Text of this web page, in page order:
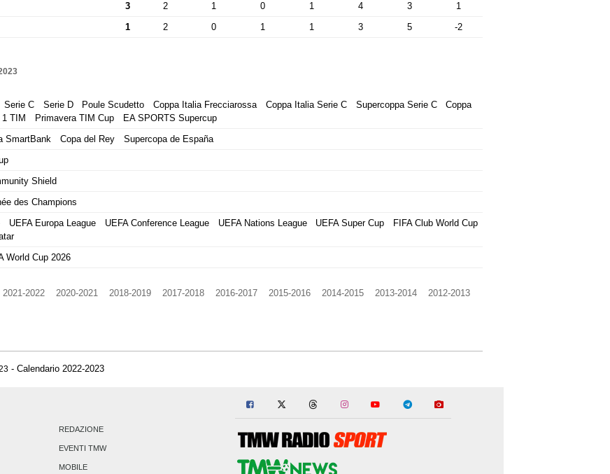
3 2 1 0 1 4 3
1
1 2 0 1 1 3 5 -2
Serie C Serie D Poule Scudetto Coppa Italia Frecciarossa Coppa Italia Serie C Supercoppa Serie C
Coppa
1 TIM Primavera TIM Cup
EA SPORTS Supercup
SmartBank Copa del Rey
Supercopa de España
Shield
des Champions
UEFA Europa League UEFA Conference League UEFA Nations League UEFA Super Cup
FIFA Club World Cup
World Cup 2026
2021-2022 2020-2021 2018-2019 2017-2018 2016-2017 2015-2016 2014-2015 2013-2014
2012-2013
- Calendario 2022-2023
REDAZIONE
EVENTI TMW
MOBILE